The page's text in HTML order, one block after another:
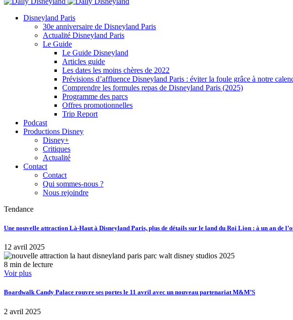
Disneyland Paris
30e anniversaire de Disneyland Paris
Actualité Disneyland Paris
Le Guide
Le Guide Disneyland
Articles guide
Les dates les moins chères de 2022
Prévisions d’affluence Disneyland Paris : éviter la foule grâce à notre
Comprendre les formules repas de Disneyland Paris (2025)
Programme des parcs
Offres promotionnelles
Trip Report
Podcast
Productions Disney
Disney+
Critiques
Actualité
Contact
Contact
Qui sommes-nous ?
Nous rejoindre
Tendance
Une nouvelle attraction Là-Haut à Disneyland Paris, plus de détails sur le land du Roi Lion : à un an de
12 avril 2025
8 min de lecture
Voir plus
Boardwalk Candy Palace rouvre ses portes le 11 avril avec un nouveau partenariat M&M’S
2 avril 2025